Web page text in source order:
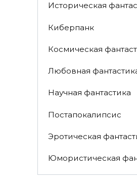
Историческая
Киберпанк
Космическая
Любовная
Научная фантастика
Постапокалипсис
Эротическая
Юмористическая